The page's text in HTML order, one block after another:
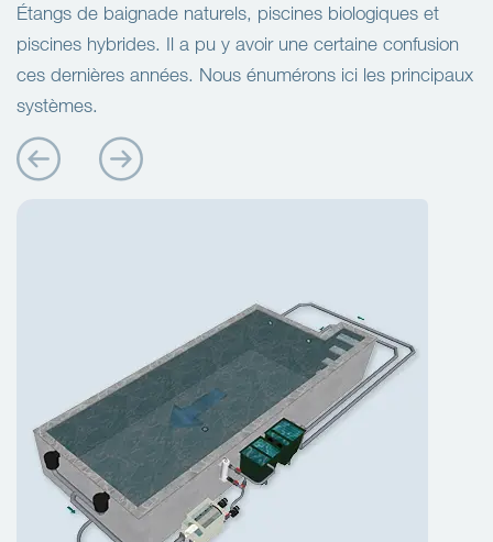
Étangs de baignade naturels, piscines biologiques et
piscines hybrides. Il a pu y avoir une certaine confusion
ces dernières années. Nous énumérons ici les principaux
systèmes.